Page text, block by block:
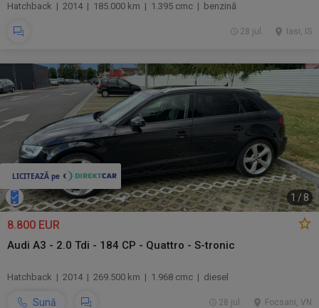
Hatchback | 2014 | 185.000 km | 1.395 cmc | benzină
Iasi, IS
28 jul.
1 /8
8.800 EUR
Audi A3 - 2.0 Tdi - 184 CP - Quattro - S-tronic
Hatchback | 2014 | 269.500 km | 1.968 cmc | diesel
Sună Focsani, VN
28 jul.